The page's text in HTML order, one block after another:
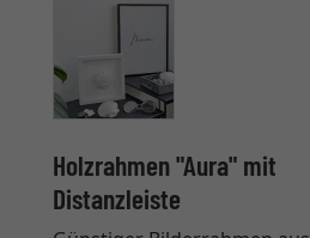
Holzrahmen "Aura" mit
Distanzleiste